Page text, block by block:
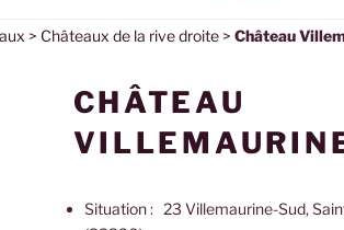
> Châteaux de la rive droite >Château
CHÂTEAU
Situation : 23 Villemaurine-Sud,